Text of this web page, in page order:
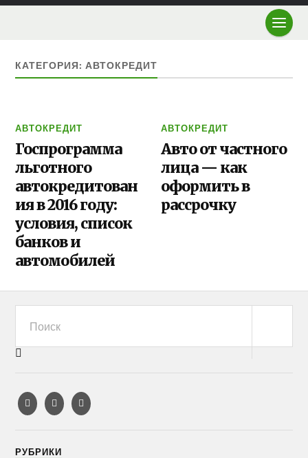
КАТЕГОРИЯ: АВТОКРЕДИТ
АВТОКРЕДИТ
Госпрограмма
льготного
автокредитован
ия в 2016 году:
условия, список
банков и
автомобилей
АВТОКРЕДИТ
Авто от частного
лица — как
оформить в
рассрочку
РУБРИКИ